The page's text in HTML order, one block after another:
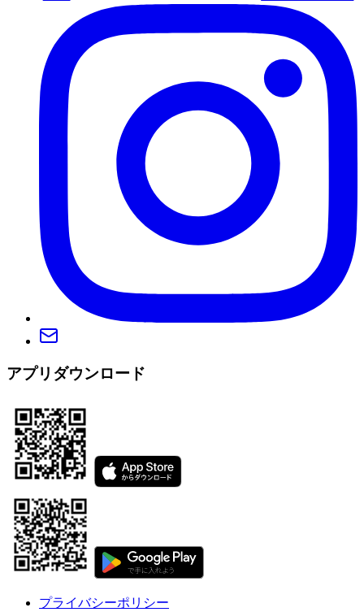
アプリダウンロード
プライバシーポリシー